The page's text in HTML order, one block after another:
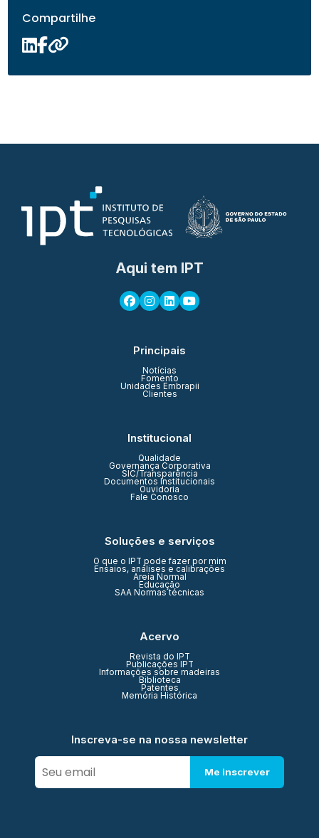
Compartilhe
Aqui tem IPT
Principais
Notícias
Fomento
Unidades Embrapii
Clientes
Institucional
Qualidade
Governança Corporativa
SIC/Transparência
Documentos Institucionais
Ouvidoria
Fale Conosco
Soluções e serviços
O que o IPT pode fazer por mim
Ensaios, análises e calibrações
Areia Normal
Educação
SAA Normas técnicas
Acervo
Revista do IPT
Publicações IPT
Informações sobre madeiras
Biblioteca
Patentes
Memória Histórica
Inscreva-se na nossa newsletter
Me inscrever